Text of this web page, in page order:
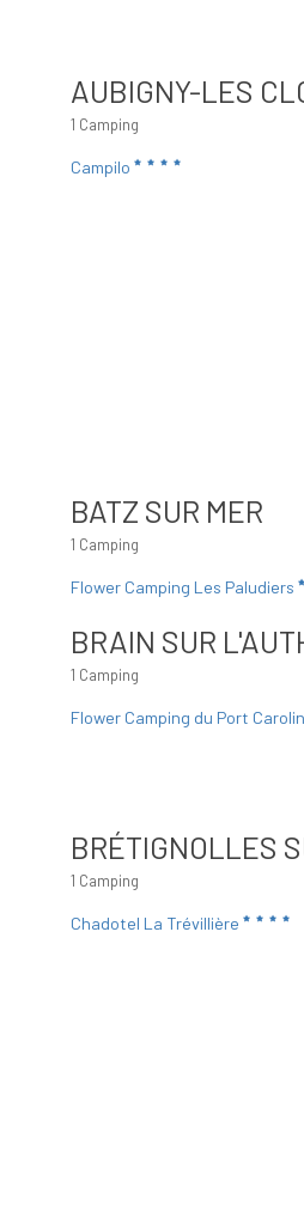
AUBIGNY-LES
1 Camping
Campilo
BATZ SUR MER
1 Camping
Flower Camping Les Paludiers
BRAIN SUR
1 Camping
Flower Camping du Port
BRÉTIGNOLLES
1 Camping
Chadotel La Trévillière